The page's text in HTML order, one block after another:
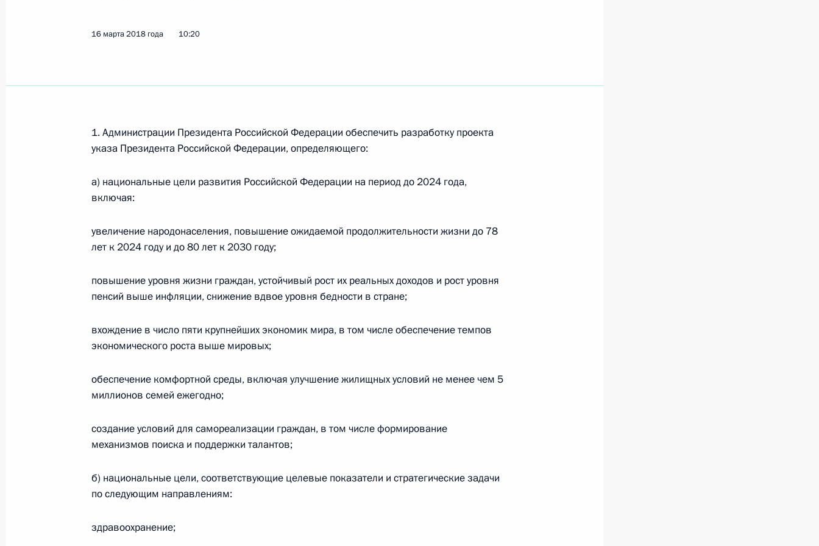
Максимом Топилиным
Указ о национальных целях развития России до 2030 года
21 июля 2020 года, 11:25
Перечень поручений по итогам совещания о санитарно-
эпидемиологической обстановке
Перечень поручений по итогам встречи с представителями
общественности Ивановской области
Внесены изменения в отдельные законодательные акты
по вопросам, связанным с распоряжением средствами
материнского капитала
2 марта 2020 года, 10:10
Рабочая встреча с губернатором Калининградской области
16 марта 2018 года 10:20
1. Администрации Президента Российской Федерации обеспечить разработку проекта
указа Президента Российской Федерации, определяющего:
а) национальные цели развития Российской Федерации на период до 2024 года,
включая:
увеличение народонаселения, повышение ожидаемой продолжительности жизни до 78
лет к 2024 году и до 80 лет к 2030 году;
повышение уровня жизни граждан, устойчивый рост их реальных доходов и рост уровня
пенсий выше инфляции, снижение вдвое уровня бедности в стране;
вхождение в число пяти крупнейших экономик мира, в том числе обеспечение темпов
экономического роста выше мировых;
обеспечение комфортной среды, включая улучшение жилищных условий не менее чем 5
миллионов семей ежегодно;
создание условий для самореализации граждан, в том числе формирование
механизмов поиска и поддержки талантов;
б) национальные цели, соответствующие целевые показатели и стратегические задачи
по следующим направлениям:
здравоохранение;